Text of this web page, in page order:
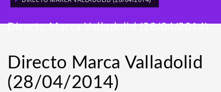
Directo Marca Valladolid (28/04/2014)
Directo Marca Valladolid
(28/04/2014)